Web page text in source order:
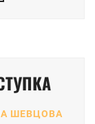
ШЕВЦОВА